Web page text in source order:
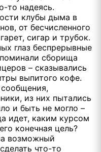
то надеясь.
клубы дыма в
от бесчисленного
сигар и трубок.
глаз беспрерывные
сборища
– сказывались
выпитого кофе.
из них пытались
и быть не могло –
идет, каким курсом
конечная цель?
возможный
что-то